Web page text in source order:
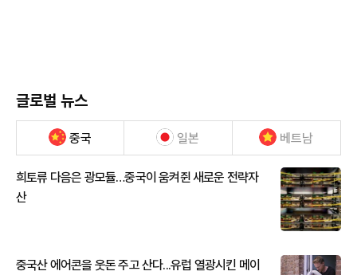
글로벌 뉴스
중국 일본 베트남
희토류 다음은 광모듈…중국이 움켜쥔 새로운 전략자
산
중국산 에어콘을 웃돈 주고 산다...유럽 열광시킨 메이